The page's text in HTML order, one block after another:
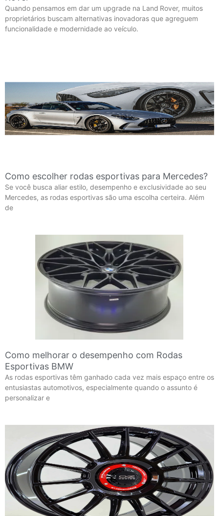
Quando pensamos em dar um upgrade na Land Rover, muitos
proprietários buscam alternativas inovadoras que agreguem
funcionalidade e modernidade ao veículo.
Como escolher rodas esportivas para Mercedes?
Se você busca aliar estilo, desempenho e exclusividade ao seu
Mercedes, as rodas esportivas são uma escolha certeira. Além
de
Como melhorar o desempenho com Rodas
Esportivas BMW
As rodas esportivas têm ganhado cada vez mais espaço entre os
entusiastas automotivos, especialmente quando o assunto é
personalizar e